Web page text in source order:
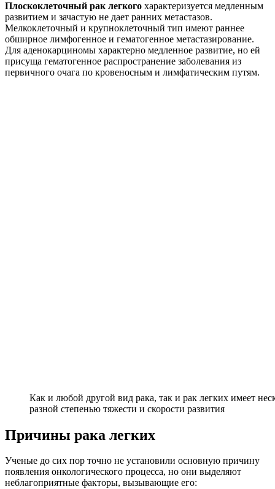
Плоскоклеточный рак легкого характеризуется медленным
развитием и зачастую не дает ранних метастазов.
Мелкоклеточный и крупноклеточный тип имеют раннее
обширное лимфогенное и гематогенное метастазирование.
Для аденокарциномы характерно медленное развитие, но ей
присуща гематогенное распространение заболевания из
первичного очага по кровеносным и лимфатическим путям.
Как и любой другой вид рака, так и рак легких имеет
разной степенью тяжести и скорости развития
Причины рака легких
Ученые до сих пор точно не установили основную причину
появления онкологического процесса, но они выделяют
неблагоприятные факторы, вызывающие его: